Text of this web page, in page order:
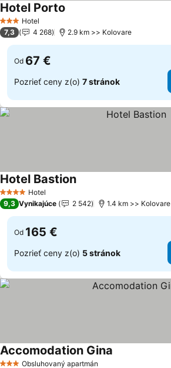
3 Počet hviezdičiek
Hotel
Hotel Porto
7,3 4 268 2.9 km >> Kolovare
Od 67 €
Pozrieť ceny z(o) 7 stránok
4 Počet hviezdičiek
Hotel
Hotel BastionZobraziť ceny
9,3 Vynikajúce 2 542 1.4 km >> Kolovare
Od 165 €
Pozrieť ceny z(o) 5 stránok
Obsluhovaný apartmán
Accomodation Gina